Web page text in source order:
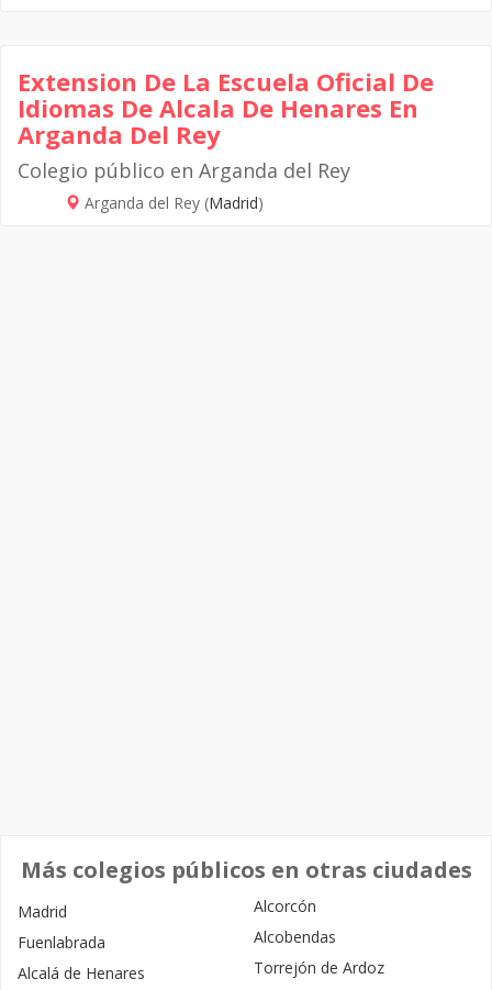
Extension De La Escuela Oficial De
Idiomas De Alcala De Henares En
Arganda Del Rey
Colegio público en Arganda del Rey
Arganda del Rey (Madrid)
Más colegios públicos en otras ciudades
Madrid
Fuenlabrada
Alcalá de Henares
Alcorcón
Alcobendas
Torrejón de Ardoz